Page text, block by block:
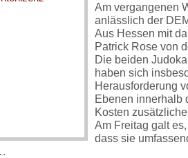
Am vergangenen
anlässlich der
Aus Hessen mit
Patrick Rose von
Die beiden
haben sich
Herausforderung
Ebenen innerhalb
Kosten
Am Freitag galt
dass sie